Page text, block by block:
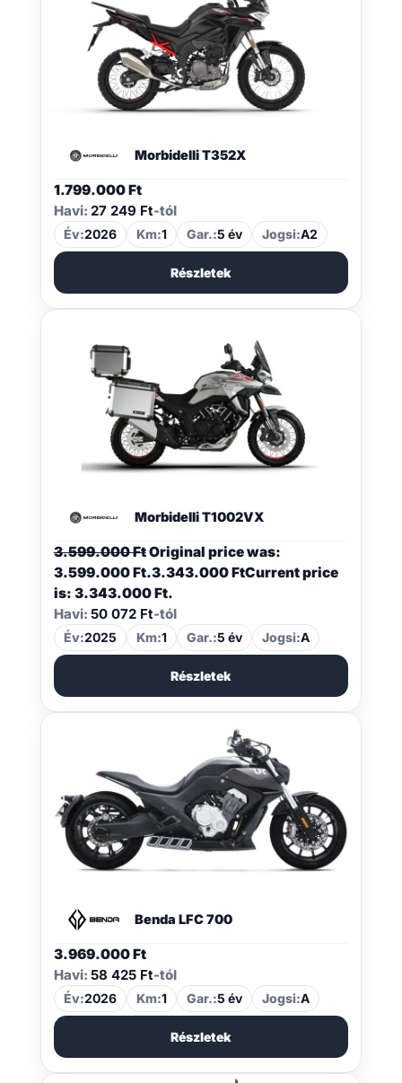
Morbidelli T352X
1.799.000Ft
Havi: 27 249 Ft-tól
Év:2026 Km:1 Gar.:5 év Jogsi:A2
Részletek
Morbidelli T1002VX
3.599.000FtOriginal price was:
3.599.000 Ft.3.343.000FtCurrent price
is: 3.343.000 Ft.
Havi: 50 072 Ft-tól
Év:2025 Km:1 Gar.:5 év Jogsi:A
Részletek
Benda LFC 700
3.969.000Ft
Havi: 58 425 Ft-tól
Év:2026 Km:1 Gar.:5 év Jogsi:A
Részletek